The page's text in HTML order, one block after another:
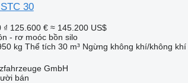
30
₫ 125.600 € ≈ 145.200 US$
- rơ moóc bồn silo
kg Thể tích 30 m³ Ngừng không khí/không khí
GmbH
bán